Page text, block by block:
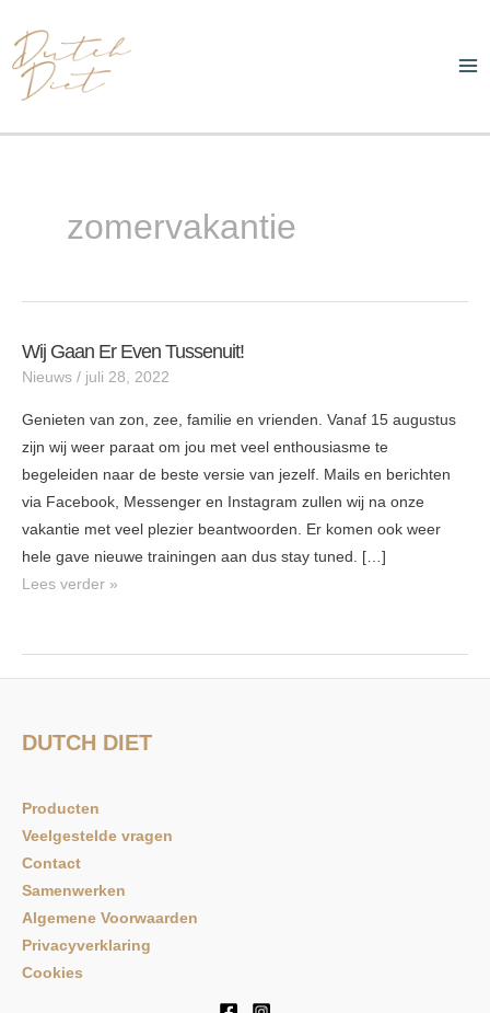
naar
de
inhoud
zomervakantie
Wij Gaan Er Even Tussenuit!
Nieuws / juli 28, 2022
Genieten van zon, zee, familie en vrienden. Vanaf 15 augustus
zijn wij weer paraat om jou met veel enthousiasme te
begeleiden naar de beste versie van jezelf. Mails en berichten
via Facebook, Messenger en Instagram zullen wij na onze
vakantie met veel plezier beantwoorden. Er komen ook weer
hele gave nieuwe trainingen aan dus stay tuned. […]
Wij
gaan
tussenuit!
Lees verder »
DUTCH DIET
Producten
Veelgestelde vragen
Contact
Samenwerken
Algemene Voorwaarden
Privacyverklaring
Cookies